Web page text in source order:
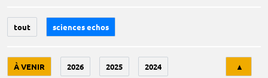
tout sciences echos
À VENIR 2026 2025 2024 ▲